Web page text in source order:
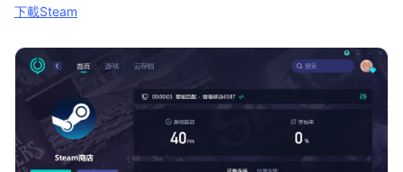
下載Steam